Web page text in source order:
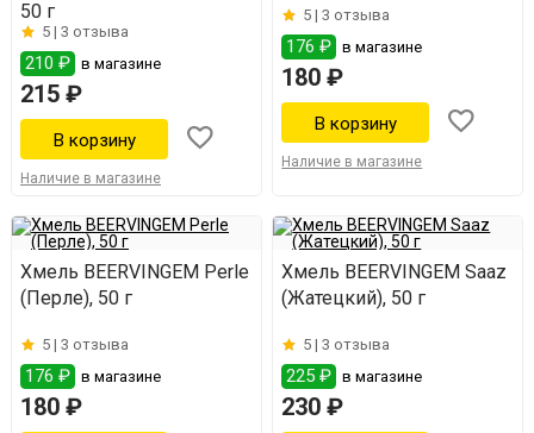
50 г
5 | 3 отзыва
210 ₽ в магазине
215 ₽
Наличие в магазине
5 |3 отзыва
176 ₽ в магазине
180 ₽
Наличие в магазине
Хмель BEERVINGEM Perle
(Перле), 50 г
5 | 3 отзыва
176 ₽ в магазине
180 ₽
Хмель BEERVINGEM Saaz
(Жатецкий), 50 г
5 |3 отзыва
225 ₽ в магазине
230 ₽